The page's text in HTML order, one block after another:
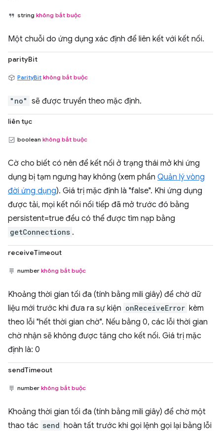
string không bắt buộc
Một chuỗi do ứng dụng xác định để liên kết với kết nối.
parityBit
ParityBit không bắt buộc
"no" sẽ được truyền theo mặc định.
liên tục
boolean không bắt buộc
Cờ cho biết có nên để kết nối ở trạng thái mở khi ứng
dụng bị tạm ngưng hay không (xem phần Quản lý vòng
đời ứng dụng). Giá trị mặc định là "false". Khi ứng dụng
được tải, mọi kết nối nối tiếp đã mở trước đó bằng
persistent=true đều có thể được tìm nạp bằng
getConnections .
receiveTimeout
number không bắt buộc
Khoảng thời gian tối đa (tính bằng mili giây) để chờ dữ
liệu mới trước khi đưa ra sự kiện onReceiveError kèm
theo lỗi "hết thời gian chờ". Nếu bằng 0, các lỗi thời gian
chờ nhận sẽ không được tăng cho kết nối. Giá trị mặc
định là: 0
sendTimeout
number không bắt buộc
Khoảng thời gian tối đa (tính bằng mili giây) để chờ một
thao tác send hoàn tất trước khi gọi lệnh gọi lại bằng lỗi